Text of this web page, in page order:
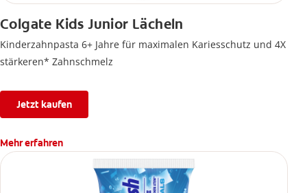
Colgate Kids Junior Lächeln
Kinderzahnpasta 6+ Jahre für maximalen Kariesschutz und 4X
stärkeren* Zahnschmelz
Jetzt kaufen
Mehr erfahren